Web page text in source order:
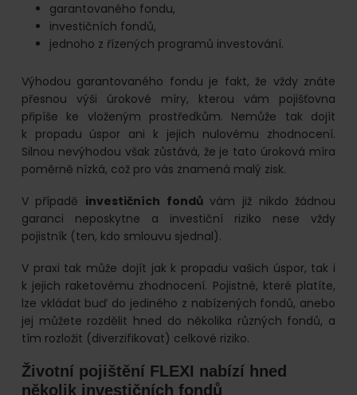
garantovaného fondu,
investičních fondů,
jednoho z řízených programů investování.
Výhodou garantovaného fondu je fakt, že vždy znáte
přesnou výši úrokové míry, kterou vám pojišťovna
připíše ke vloženým prostředkům. Nemůže tak dojít
k propadu úspor ani k jejich nulovému zhodnocení.
Silnou nevýhodou však zůstává, že je tato úroková míra
poměrně nízká, což pro vás znamená malý zisk.
V případě investičních fondůvám již nikdo žádnou
garanci neposkytne a investiční riziko nese vždy
pojistník (ten, kdo smlouvu sjednal).
V praxi tak může dojít jak k propadu vašich úspor, tak i
k jejich raketovému zhodnocení. Pojistné, které platíte,
lze vkládat buď do jediného z nabízených fondů, anebo
jej můžete rozdělit hned do několika různých fondů, a
tím rozložit (diverzifikovat) celkové riziko.
Životní pojištění FLEXI nabízí hned
několik investičních fondů